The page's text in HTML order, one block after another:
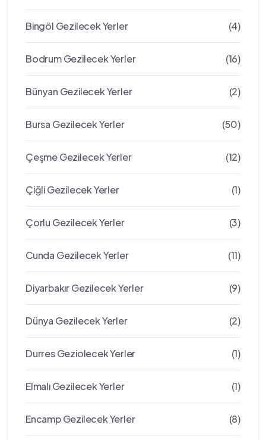
Bingöl Gezilecek Yerler (4)
Bodrum Gezilecek Yerler (16)
Bünyan Gezilecek Yerler (2)
Bursa Gezilecek Yerler (50)
Çeşme Gezilecek Yerler (12)
Çiğli Gezilecek Yerler (1)
Çorlu Gezilecek Yerler (3)
Cunda Gezilecek Yerler (11)
Diyarbakır Gezilecek Yerler (9)
Dünya Gezilecek Yerler (2)
Durres Geziolecek Yerler (1)
Elmalı Gezilecek Yerler (1)
Encamp Gezilecek Yerler (8)